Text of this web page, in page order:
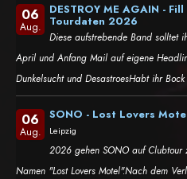
06
Aug.
DESTROY ME AGAIN -
Tourdaten 2026
Diese aufstrebende Band solltet
April und Anfang Mail auf eigene
Dunkelsucht und DesastroesHabt ihr
06
Aug.
SONO - Lost Lovers
Leipzig
2026 gehen SONO auf Clubtour
Namen "Lost Lovers Motel".Nach dem